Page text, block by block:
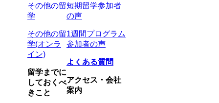
その他の留
学
その他の留
学(オンラ
イン)
留学までに
しておくべ
きこと
短期留学参加者
の声
1週間プログラム
参加者の声
よくある質問
アクセス・会社
案内